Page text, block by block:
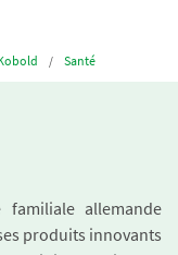
Santé
allemande
produits innovants